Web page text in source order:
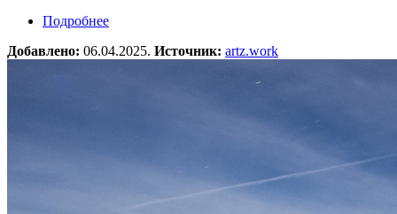
Подробнее
фотографии»
Добавлено: 06.04.2025. Источник: artz.work